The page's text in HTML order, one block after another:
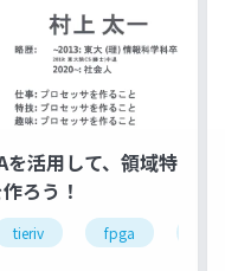
活用して、領域特
ろう！
tieriv fpga